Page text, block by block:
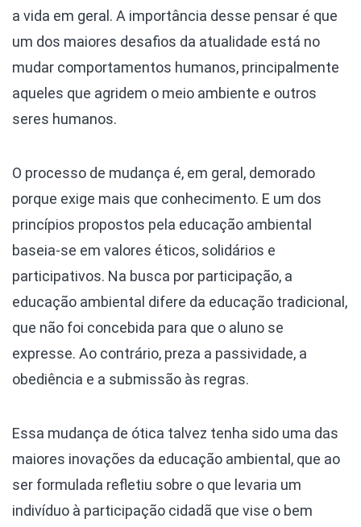
a vida em geral. A importância desse pensar é que
um dos maiores desafios da atualidade está no
mudar comportamentos humanos, principalmente
aqueles que agridem o meio ambiente e outros
seres humanos.
O processo de mudança é, em geral, demorado
porque exige mais que conhecimento. E um dos
princípios propostos pela educação ambiental
baseia-se em valores éticos, solidários e
participativos. Na busca por participação, a
educação ambiental difere da educação tradicional,
que não foi concebida para que o aluno se
expresse. Ao contrário, preza a passividade, a
obediência e a submissão às regras.
Essa mudança de ótica talvez tenha sido uma das
maiores inovações da educação ambiental, que ao
ser formulada refletiu sobre o que levaria um
indivíduo à participação cidadã que vise o bem